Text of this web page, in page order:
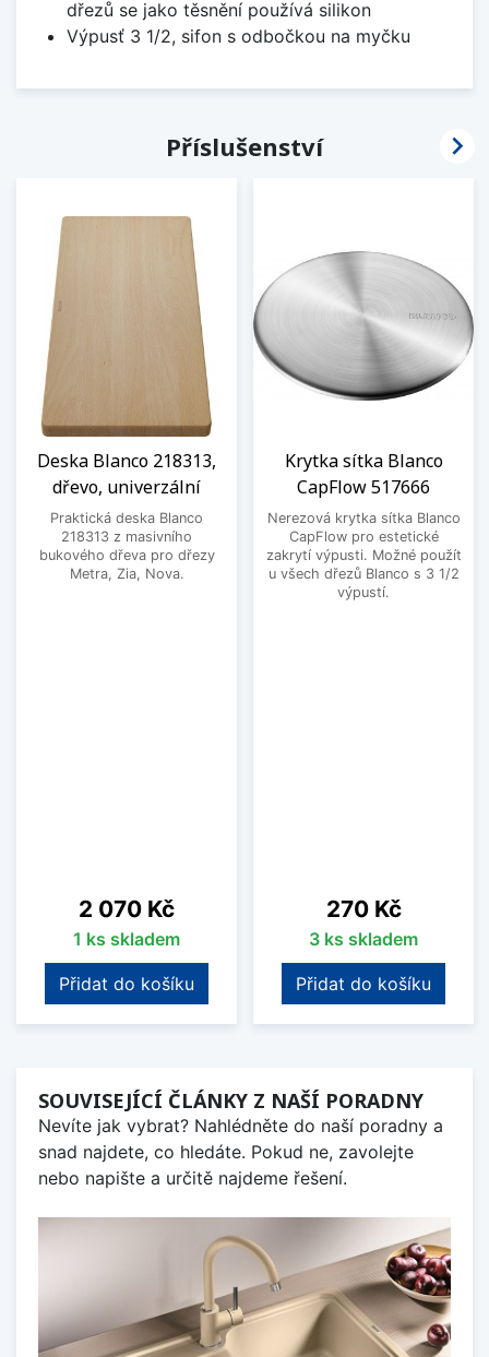
dřezů se jako těsnění používá silikon
Výpusť 3 1/2, sifon s odbočkou na myčku
Příslušenství
Deska Blanco 218313,
dřevo, univerzální
Praktická deska Blanco
218313 z masivního
bukového dřeva pro dřezy
Metra, Zia, Nova.
Cena
2 070 Kč
1 ks skladem
Přidat do košíku
Krytka sítka Blanco
CapFlow 517666
Nerezová krytka sítka Blanco
CapFlow pro estetické
zakrytí výpusti. Možné použít
u všech dřezů Blanco s 3 1/2
výpustí.
Cena
270 Kč
3 ks skladem
Přidat do košíku

SOUVISEJÍCÍ ČLÁNKY Z NAŠÍ PORADNY
Nevíte jak vybrat? Nahlédněte do naší poradny a
snad najdete, co hledáte. Pokud ne, zavolejte
nebo napište a určitě najdeme řešení.